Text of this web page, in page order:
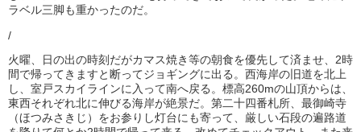
ラベル三脚も重かったのだ。
/
火曜、日の出の時刻だがカマス焼き等の朝食を優先して済ませ、2時
間で帰ってきますと断ってジョギングに出る。西海岸の旧道を北上
し、室戸スカイラインに入って南へ戻る。標高260mの山頂からは、
東西それぞれ北に伸びる海岸が絶景だ。第二十四番札所、最御崎寺
（ほつみさきじ）をお参りし灯台にも寄って、厳しい石段の遍路道